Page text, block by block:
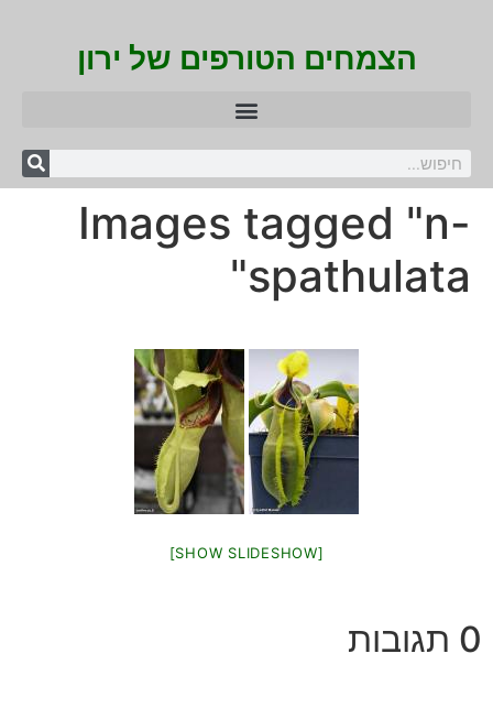
הצמחים הטורפים של ירון
Images tagged "n-
spathulata"
[SHOW SLIDESHOW]
0 תגובות